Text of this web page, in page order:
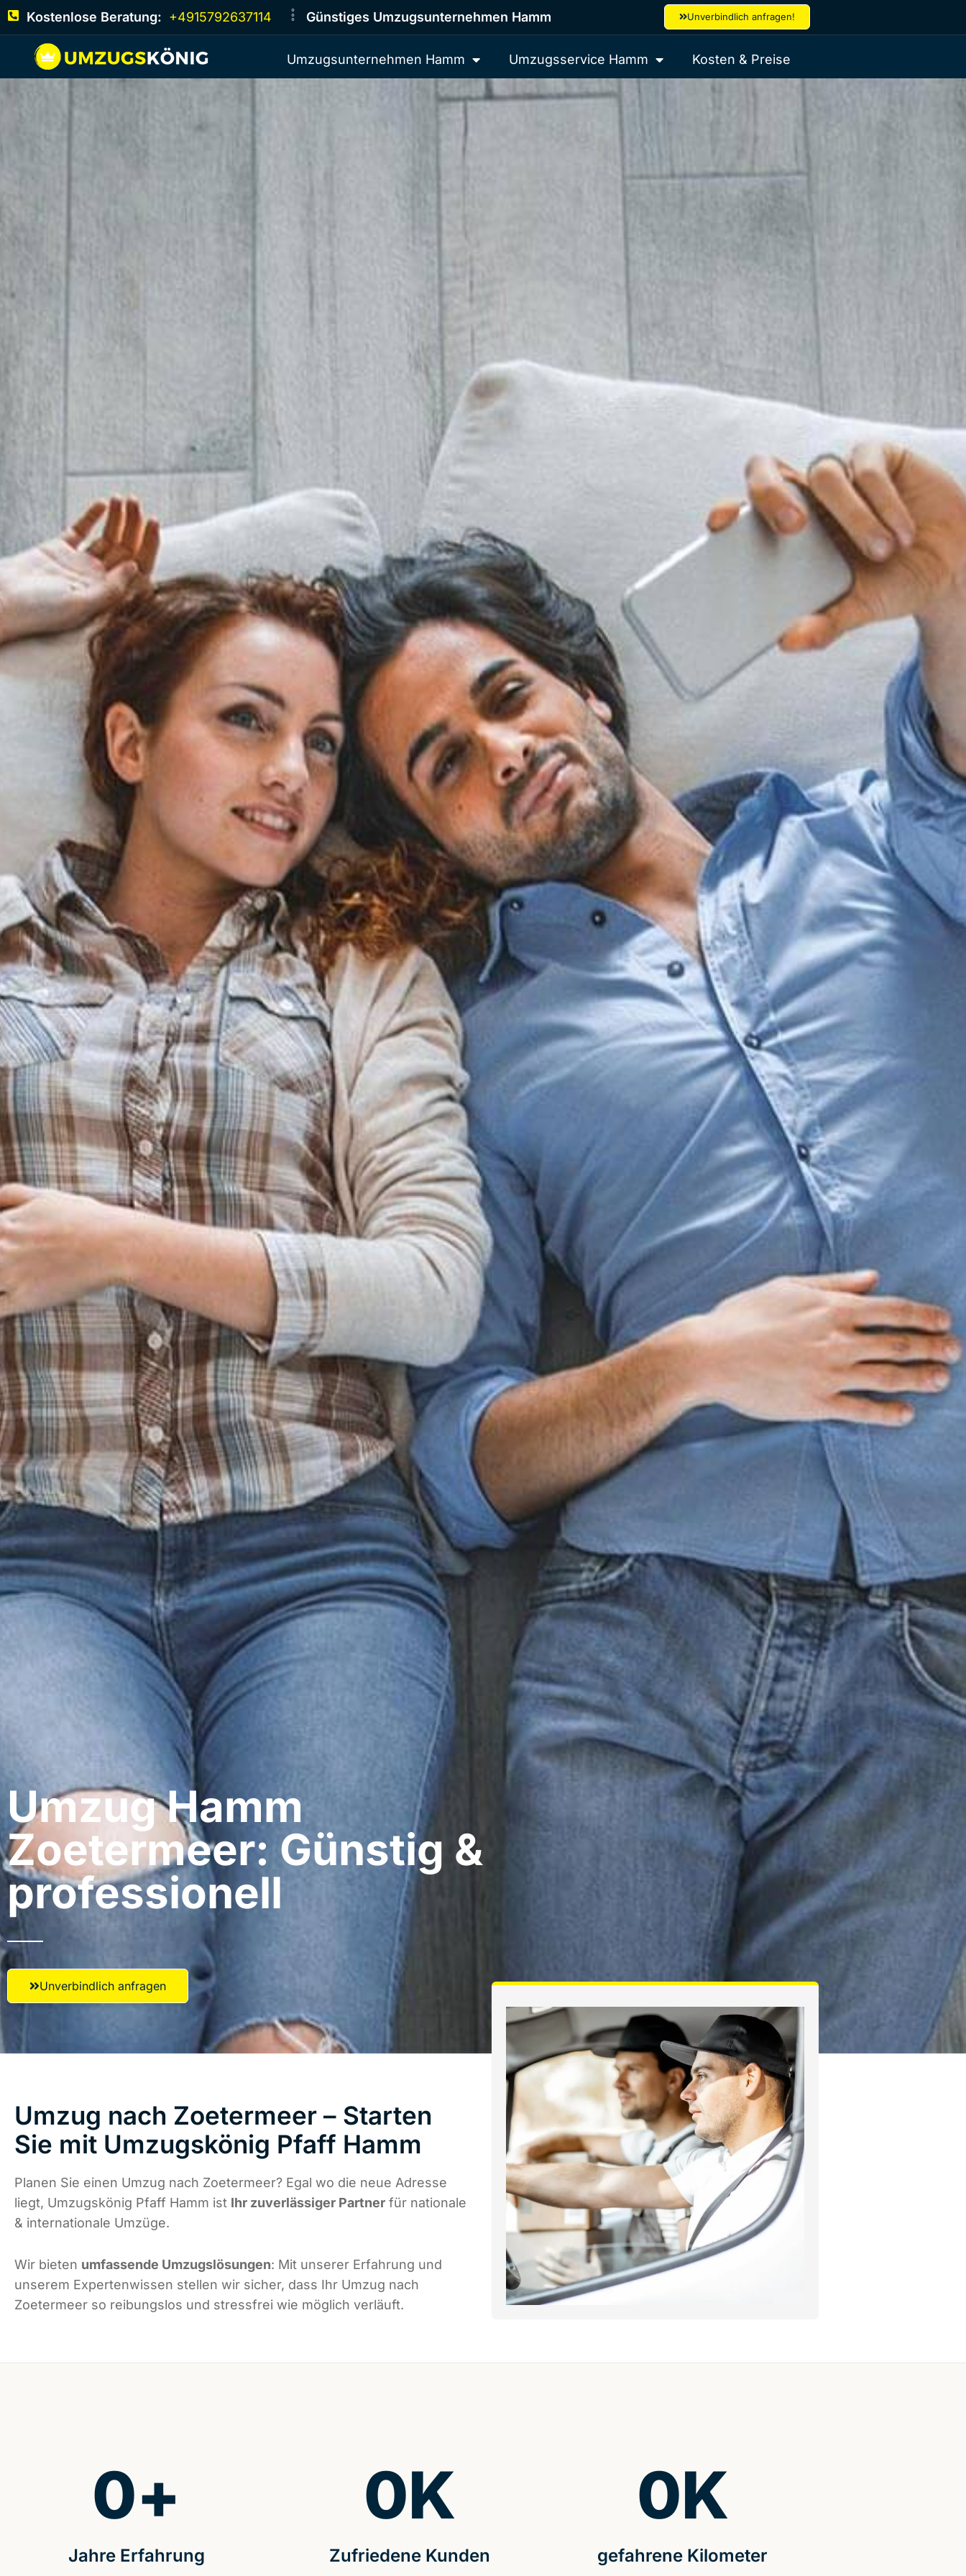
Kostenlose Beratung: +4915792637114 Günstiges Umzugsunternehmen Hamm Unverbindlich anfragen!
Umzugsunternehmen Hamm Umzugsservice Hamm Kosten & Preise
Umzug Hamm​
Zoetermeer: Günstig &
professionell​
Unverbindlich anfragen
Umzug nach Zoetermeer – Starten
Sie mit Umzugskönig Pfaff Hamm
Planen Sie einen Umzug nach Zoetermeer? Egal wo die neue Adresse
liegt, Umzugskönig Pfaff Hamm ist Ihr zuverlässiger Partner für nationale
& internationale Umzüge.
Wir bieten umfassende Umzugslösungen: Mit unserer Erfahrung und
unserem Expertenwissen stellen wir sicher, dass Ihr Umzug nach
Zoetermeer so reibungslos und stressfrei wie möglich verläuft.
Jahre Erfahrung
0+
Zufriedene Kunden
0K
gefahrene Kilometer
0K